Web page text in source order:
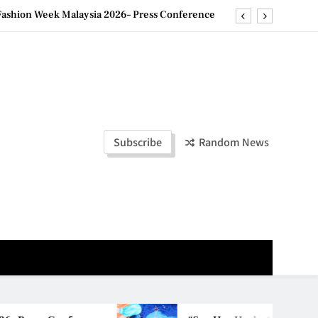
Week Malaysia 2026– Press Conference
Week Malaysia 2026– Press Conference
马来西亚妈妈提供分享剖腹产复原历程的空间
纪录 见证马来西亚房地产经纪行业蓬勃发展
Subscribe Random News